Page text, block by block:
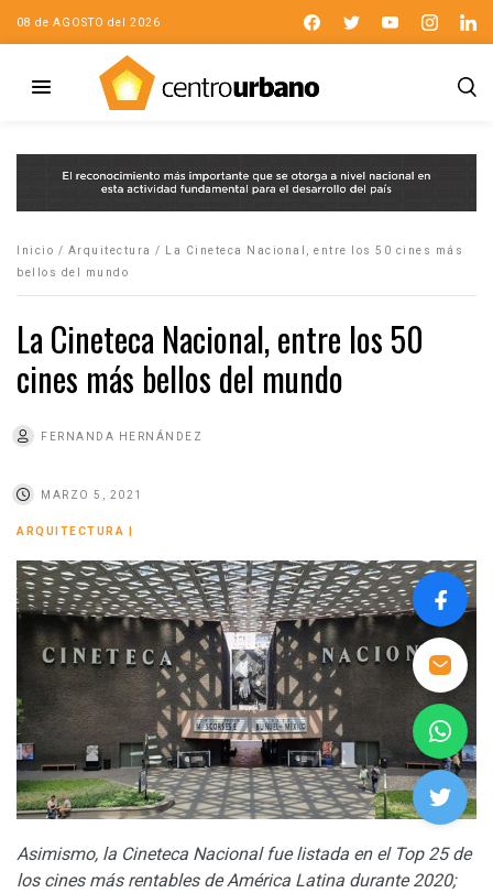
08 de AGOSTO del 2026
Inicio / Arquitectura /
La Cineteca Nacional, entre los 50 cines más
bellos del mundo
La Cineteca Nacional, entre los 50
cines más bellos del mundo
FERNANDA HERNÁNDEZ
MARZO 5, 2021
ARQUITECTURA
Asimismo, la Cineteca Nacional fue listada en el Top 25 de
los cines más rentables de América Latina durante 2020;